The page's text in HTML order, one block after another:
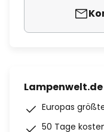
Lampenwelt.de
Europas
50 Tage